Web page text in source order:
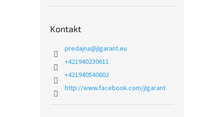
Kontakt
predajna@jlgarant.eu
+421940230611
+421940540602
http://www.facebook.com/jlgarant